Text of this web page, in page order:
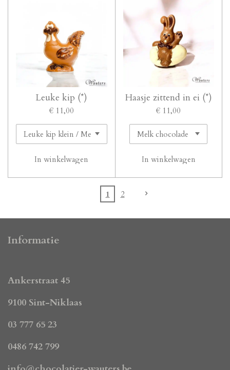
Leuke kip (*)
€ 11,00
In winkelwagen
Haasje zittend in ei (*)
€ 11,00
In winkelwagen
1 2
Informatie
Ankerstraat 45
9100 Sint-Niklaas
03 777 65 23
0486 742 799